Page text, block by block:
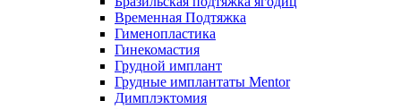
Временная Подтяжка
Гименопластика
Гинекомастия
Грудной имплант
Грудные имплантаты Mentor
Димплэктомия